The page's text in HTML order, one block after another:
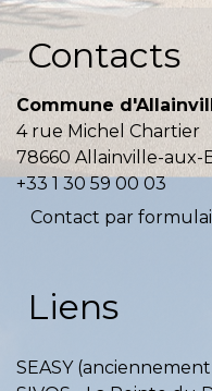
Contacts
Commune
4 rue Michel Chartier
78660 Allainville-aux-
+33 1 30 59 00 03
Contact par
Liens
SEASY (anciennement